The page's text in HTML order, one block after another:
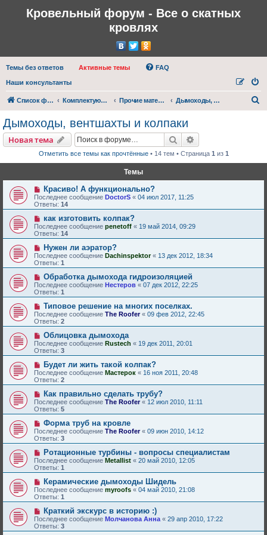
Кровельный форум - Все о скатных
кровлях
Темы без ответов Активные темы FAQ
Наши консультанты
Список форумов Комплектующие для кровли Прочие материалы для кровли Дымоходы, вентшахты и колпаки
Дымоходы, вентшахты и колпаки
Новая тема Поиск
Отметить все темы как прочтённые• 14 тем • Страница 1 из 1
Темы
Красиво! А функционально?
Последнее сообщение DoctorS « 04 июл 2017, 11:25
Ответы: 14
как изготовить колпак?
Последнее сообщение penetoff « 19 май 2014, 09:29
Ответы: 14
Нужен ли аэратор?
Последнее сообщение Dachinspektor« 13 дек 2012, 18:34
Ответы: 1
Обработка дымохода гидроизоляцией
Последнее сообщение Нестеров « 07 дек 2012, 22:25
Ответы: 1
Типовое решение на многих поселках.
Последнее сообщение The Roofer« 09 фев 2012, 22:45
Ответы: 2
Облицовка дымохода
Последнее сообщение Rustech « 19 дек 2011, 20:01
Ответы: 3
Будет ли жить такой колпак?
Последнее сообщение Мастерок « 16 ноя 2011, 20:48
Ответы: 2
Как правильно сделать трубу?
Последнее сообщение The Roofer« 12 июл 2010, 11:11
Ответы: 5
Форма труб на кровле
Последнее сообщение The Roofer« 09 июн 2010, 14:12
Ответы: 3
Ротационные турбины - вопросы специалистам
Последнее сообщение Metallist « 20 май 2010, 12:05
Ответы: 1
Керамические дымоходы Шидель
Последнее сообщение myroofs « 04 май 2010, 21:08
Ответы: 1
Краткий экскурс в историю :)
Последнее сообщение Молчанова Анна « 29 апр 2010, 17:22
Ответы: 3